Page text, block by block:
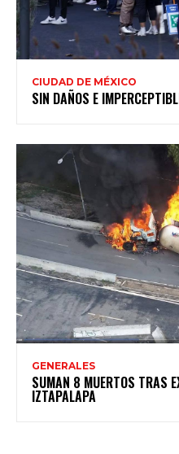
CIUDAD DE MÉXICO
SIN DAÑOS E
GENERALES
SUMAN 8 MUERTOS TRAS
IZTAPALAPA